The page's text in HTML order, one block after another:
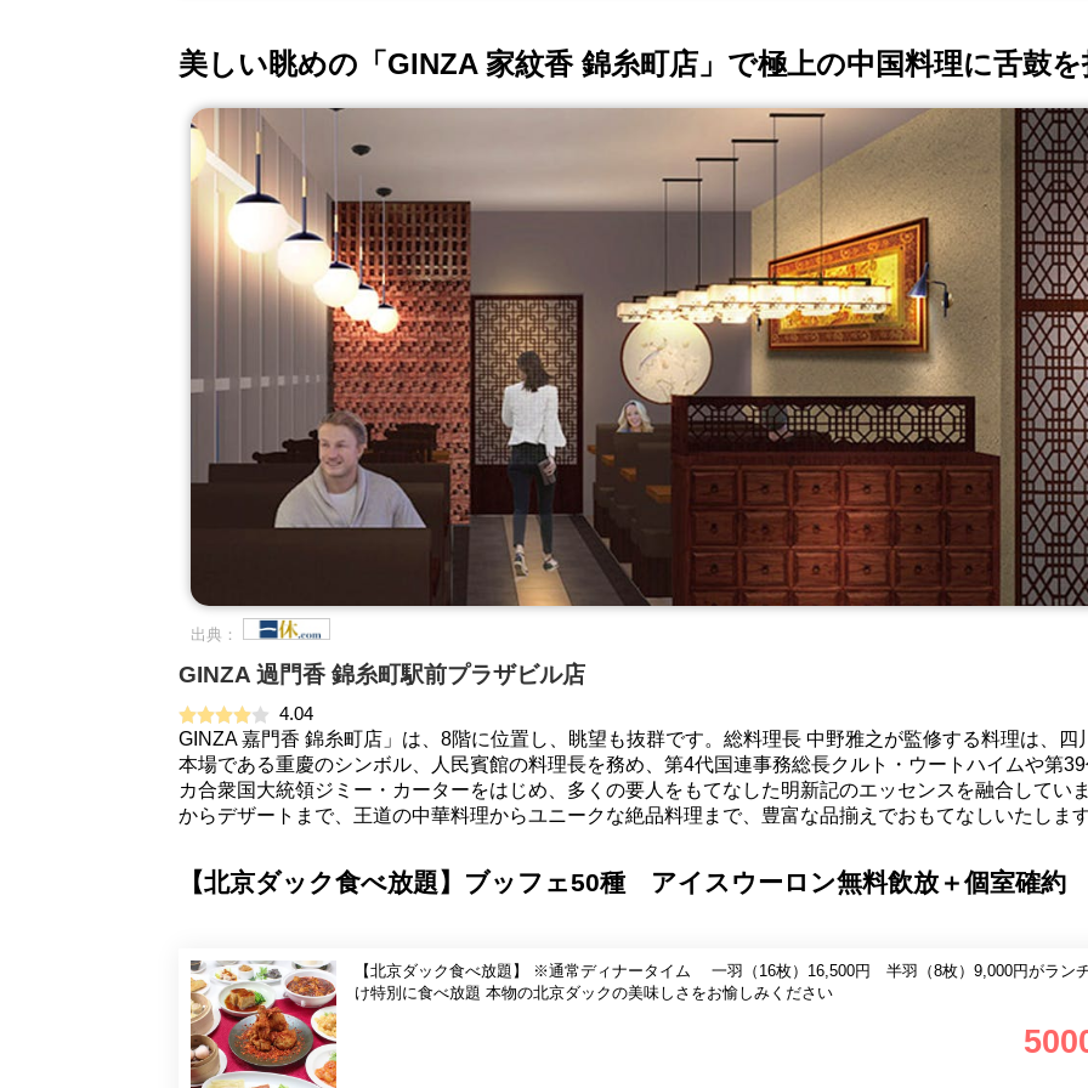
美しい眺めの「GINZA 家紋香 錦糸町店」で極上の中国料理に舌鼓
出典：
GINZA 過門香 錦糸町駅前プラザビル店
4.04
GINZA 嘉門香 錦糸町店」は、8階に位置し、眺望も抜群です。総料理長 中野雅之が監修する料理は、四
本場である重慶のシンボル、人民賓館の料理長を務め、第4代国連事務総長クルト・ウートハイムや第
カ合衆国大統領ジミー・カーターをはじめ、多くの要人をもてなした明新記のエッセンスを融合してい
からデザートまで、王道の中華料理からユニークな絶品料理まで、豊富な品揃えでおもてなしいたしま
【北京ダック食べ放題】ブッフェ50種 アイスウーロン無料飲放＋個室確約
【北京ダック食べ放題】 ※通常ディナータイム 一羽（16枚）16,500円 半羽（8枚）9,000円がラン
け特別に食べ放題 本物の北京ダックの美味しさをお愉しみください